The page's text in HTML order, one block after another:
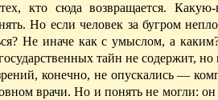
кто сюда возвраща­ется. Какую-
Но если человек за бугром
Не иначе как с умыслом, а
тайн не со­дер­жит, но
конечно, не опускались —
врачи. Но и понять не могли: